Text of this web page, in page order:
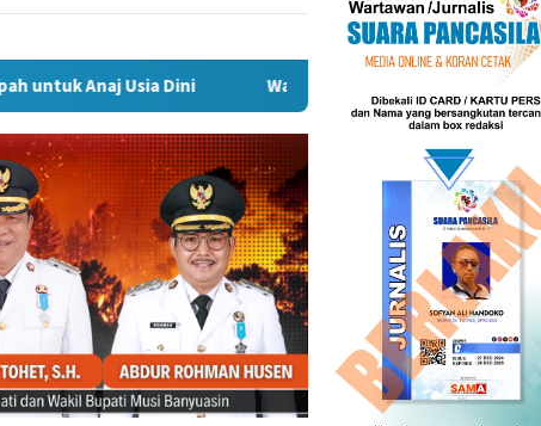
Waduk Malahayu, Pesona Wisata Alam Brebes yang Kini